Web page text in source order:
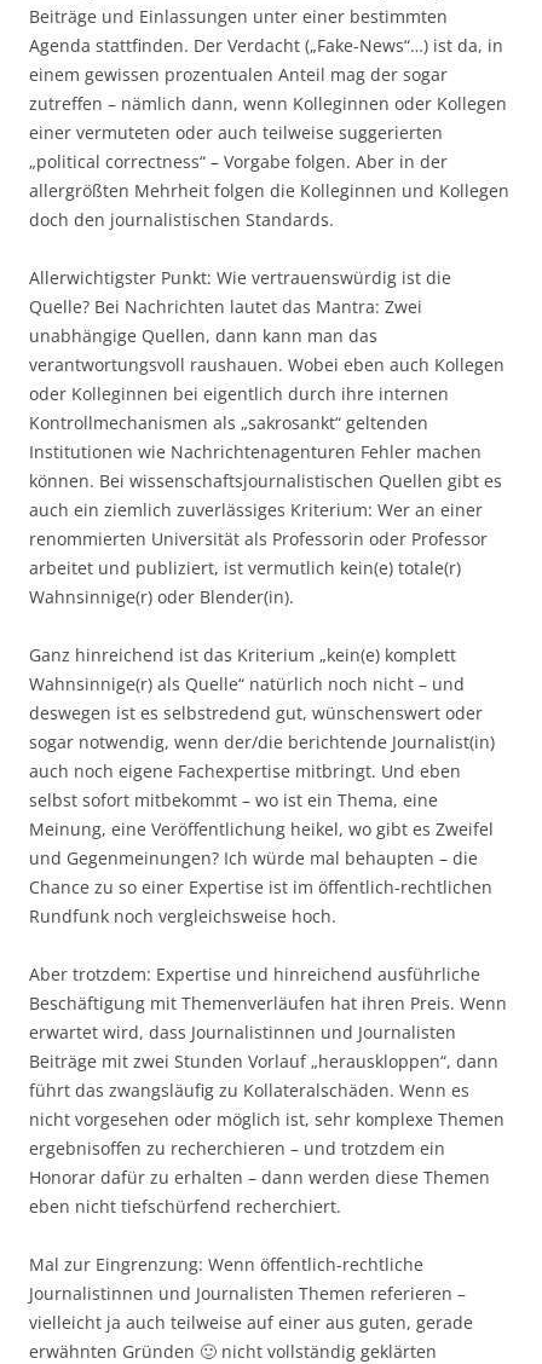
Beiträge und Einlassungen unter einer bestimmten
Agenda stattfinden. Der Verdacht („Fake-News“…) ist da, in
einem gewissen prozentualen Anteil mag der sogar
zutreffen – nämlich dann, wenn Kolleginnen oder Kollegen
einer vermuteten oder auch teilweise suggerierten
„political correctness“ – Vorgabe folgen. Aber in der
allergrößten Mehrheit folgen die Kolleginnen und Kollegen
doch den journalistischen Standards.
Allerwichtigster Punkt: Wie vertrauenswürdig ist die
Quelle? Bei Nachrichten lautet das Mantra: Zwei
unabhängige Quellen, dann kann man das
verantwortungsvoll raushauen. Wobei eben auch Kollegen
oder Kolleginnen bei eigentlich durch ihre internen
Kontrollmechanismen als „sakrosankt“ geltenden
Institutionen wie Nachrichtenagenturen Fehler machen
können. Bei wissenschaftsjournalistischen Quellen gibt es
auch ein ziemlich zuverlässiges Kriterium: Wer an einer
renommierten Universität als Professorin oder Professor
arbeitet und publiziert, ist vermutlich kein(e) totale(r)
Wahnsinnige(r) oder Blender(in).
Ganz hinreichend ist das Kriterium „kein(e) komplett
Wahnsinnige(r) als Quelle“ natürlich noch nicht – und
deswegen ist es selbstredend gut, wünschenswert oder
sogar notwendig, wenn der/die berichtende Journalist(in)
auch noch eigene Fachexpertise mitbringt. Und eben
selbst sofort mitbekommt – wo ist ein Thema, eine
Meinung, eine Veröffentlichung heikel, wo gibt es Zweifel
und Gegenmeinungen? Ich würde mal behaupten – die
Chance zu so einer Expertise ist im öffentlich-rechtlichen
Rundfunk noch vergleichsweise hoch.
Aber trotzdem: Expertise und hinreichend ausführliche
Beschäftigung mit Themenverläufen hat ihren Preis. Wenn
erwartet wird, dass Journalistinnen und Journalisten
Beiträge mit zwei Stunden Vorlauf „herauskloppen“, dann
führt das zwangsläufig zu Kollateralschäden. Wenn es
nicht vorgesehen oder möglich ist, sehr komplexe Themen
ergebnisoffen zu recherchieren – und trotzdem ein
Honorar dafür zu erhalten – dann werden diese Themen
eben nicht tiefschürfend recherchiert.
Mal zur Eingrenzung: Wenn öffentlich-rechtliche
Journalistinnen und Journalisten Themen referieren –
vielleicht ja auch teilweise auf einer aus guten, gerade
erwähnten Gründen 🙂 nicht vollständig geklärten